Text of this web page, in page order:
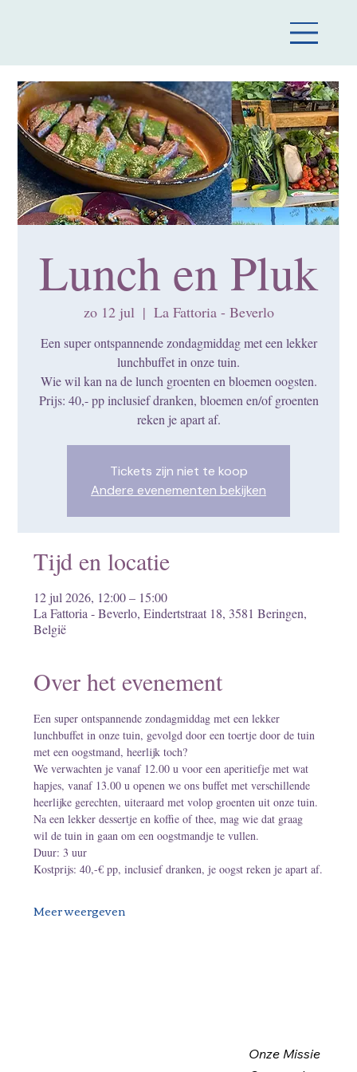
Lunch en Pluk
zo 12 jul
  |
La Fattoria - Beverlo
Een super ontspannende zondagmiddag met een lekker
lunchbuffet in onze tuin.
Wie wil kan na de lunch groenten en bloemen oogsten.
Prijs: 40,- pp inclusief dranken, bloemen en/of groenten
reken je apart af.
Tickets zijn niet te koop
Andere evenementen bekijken
Tijd en locatie
12 jul 2026, 12:00 – 15:00
La Fattoria - Beverlo, Eindertstraat 18, 3581 Beringen,
België
Over het evenement
Een super ontspannende zondagmiddag met een lekker
lunchbuffet in onze tuin, gevolgd door een toertje door de tuin
met een oogstmand, heerlijk toch?
We verwachten je vanaf 12.00 u voor een aperitiefje met wat
hapjes, vanaf 13.00 u openen we ons buffet met verschillende
heerlijke gerechten, uiteraard met volop groenten uit onze tuin.
Na een lekker dessertje en koffie of thee, mag wie dat graag
wil de tuin in gaan om een oogstmandje te vullen.
Duur: 3 uur
Kostprijs: 40,-€ pp, inclusief dranken, je oogst reken je apart af.
Meer weergeven
Onze Missie